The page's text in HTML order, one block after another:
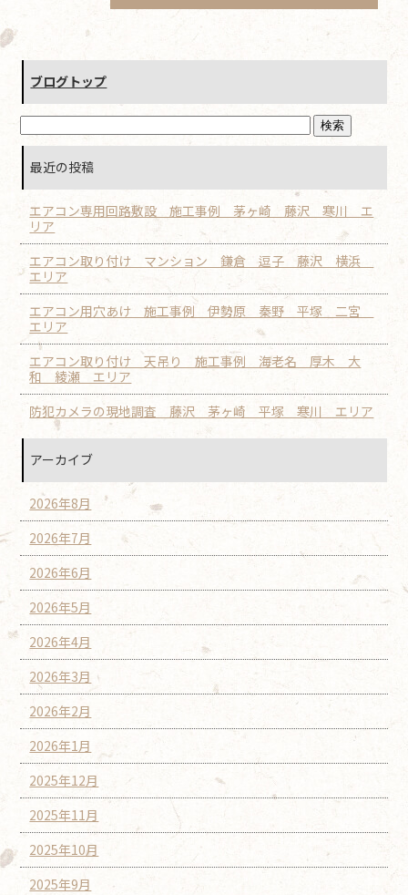
ブログトップ
最近の投稿
エアコン専用回路敷設 施工事例 茅ヶ崎 藤沢 寒川 エ
リア
エアコン取り付け マンション 鎌倉 逗子 藤沢 横浜
エリア
エアコン用穴あけ 施工事例 伊勢原 秦野 平塚 二宮
エリア
エアコン取り付け 天吊り 施工事例 海老名 厚木 大
和 綾瀬 エリア
防犯カメラの現地調査 藤沢 茅ヶ崎 平塚 寒川 エリア
アーカイブ
2026年8月
2026年7月
2026年6月
2026年5月
2026年4月
2026年3月
2026年2月
2026年1月
2025年12月
2025年11月
2025年10月
2025年9月